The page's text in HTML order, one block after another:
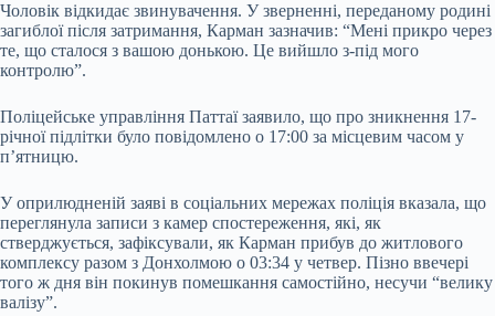
Чоловік відкидає звинувачення. У зверненні, переданому родині
загиблої після затримання, Карман зазначив: “Мені прикро через
те, що сталося з вашою донькою. Це вийшло з-під мого
контролю”.
Поліцейське управління Паттаї заявило, що про зникнення 17-
річної підлітки було повідомлено о 17:00 за місцевим часом у
п’ятницю.
У оприлюдненій заяві в соціальних мережах поліція вказала, що
переглянула записи з камер спостереження, які, як
стверджується, зафіксували, як Карман прибув до житлового
комплексу разом з Донхолмою о 03:34 у четвер. Пізно ввечері
того ж дня він покинув помешкання самостійно, несучи “велику
валізу”.